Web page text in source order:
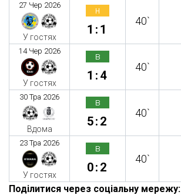
27 Чер 2026
У гостях
н
1:1
40`
14 Чер 2026
У гостях
в
1:4
40`
30 Тра 2026
Вдома
в
5:2
40`
23 Тра 2026
У гостях
в
0:2
40`
Поділитися через соціальну мережу: